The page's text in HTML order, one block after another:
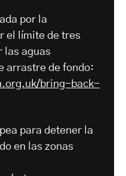
por la
el límite de tres
las aguas
arrastre de fondo:
bring-back-
para detener la
en las zonas